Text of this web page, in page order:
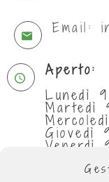
Email:
Aperto:
Lunedì
Martedì
Giovedì
Venerdì